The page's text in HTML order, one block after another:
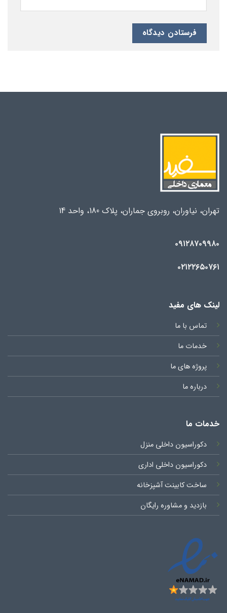
تهران، نیاوران، روبروی جماران، پلاک 180، واحد 14
۰۹۱۲۸۷۰۹۹۸۰
۰۲۱۲۲۶۵۰۷۶۱
لینک های مفید
تماس با ما
خدمات ما
پروژه های ما
درباره ما
خدمات ما
دکوراسیون داخلی منزل
دکوراسیون داخلی اداری
ساخت کابینت آشپزخانه
بازدید و مشاوره رایگان